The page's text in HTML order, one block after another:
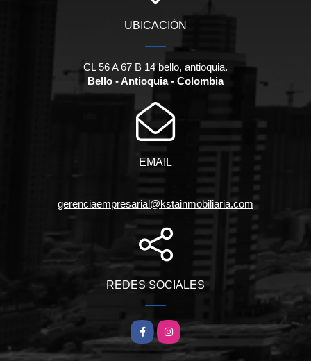
UBICACIÓN
CL 56 A 67 B 14 bello, antioquia.
Bello - Antioquia - Colombia
EMAIL
gerenciaempresarial@kstainmobiliaria.com
REDES SOCIALES
FacebookInstagram